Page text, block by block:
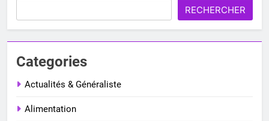
RECHERCHER
Categories
Actualités & Généraliste
Alimentation